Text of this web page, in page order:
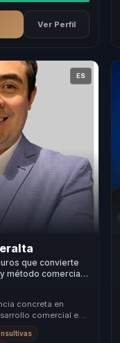
Ver Perfil
ES
que convierte
método comercial
financieros.
concreta en
comercial en
líderes y